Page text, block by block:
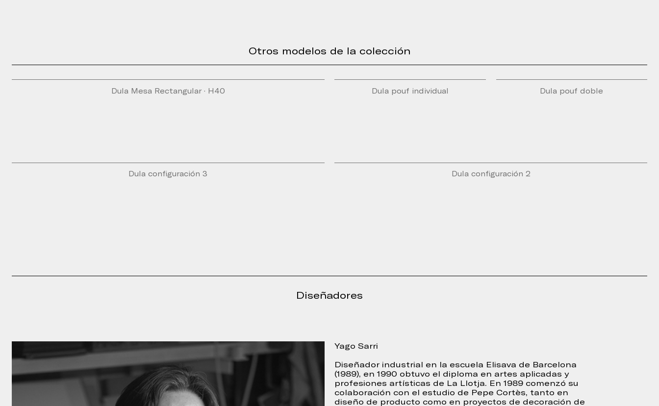
Otros modelos de la colección
Dula Mesa Rectangular · H40 Dula pouf individual Dula pouf doble
Dula configuración 3 Dula configuración 2
Diseñadores
Yago Sarri
Diseñador industrial en la escuela Elisava de Barcelona
(1989), en 1990 obtuvo el diploma en artes aplicadas y
profesiones artísticas de La Llotja. En 1989 comenzó su
colaboración con el estudio de Pepe Cortès, tanto en
diseño de producto como en proyectos de decoración de